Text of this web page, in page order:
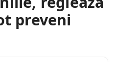
preveni